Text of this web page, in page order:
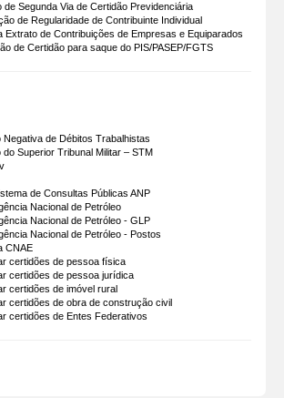
de Segunda Via de Certidão Previdenciária
de Regularidade de Contribuinte Individual
Extrato de Contribuições de Empresas e Equiparados
de Certidão para saque do PIS/PASEP/FGTS
Negativa de Débitos Trabalhistas
do Superior Tribunal Militar – STM
de Consultas Públicas ANP
Nacional de Petróleo
Nacional de Petróleo - GLP
Nacional de Petróleo - Postos
CNAE
certidões de pessoa física
certidões de pessoa jurídica
certidões de imóvel rural
certidões de obra de construção civil
certidões de Entes Federativos